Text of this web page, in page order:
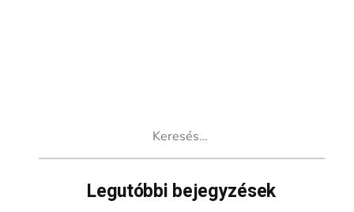
Legutóbbi bejegyzések